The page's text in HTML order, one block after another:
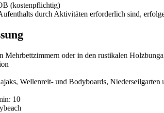
(kostenpflichtig)
durch Aktivitäten erforderlich sind,
oder in den rustikalen
Wellenreit- und Bodyboards,
10